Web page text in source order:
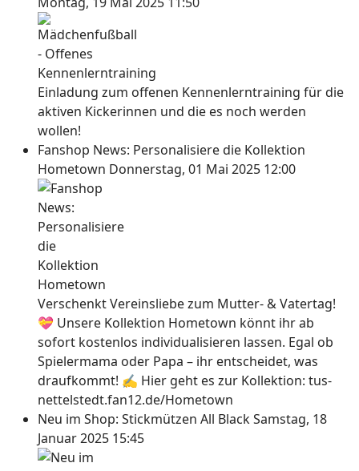
Einladung zum offenen Kennenlerntraining für die
aktiven Kickerinnen und die es noch werden
wollen!
Fanshop News: Personalisiere die Kollektion
Hometown Donnerstag, 01 Mai 2025 12:00
Verschenkt Vereinsliebe zum Mutter- & Vatertag!
💝 Unsere Kollektion Hometown könnt ihr ab
sofort kostenlos individualisieren lassen. Egal ob
Spielermama oder Papa – ihr entscheidet, was
draufkommt! ✍ Hier geht es zur Kollektion: tus-
nettelstedt.fan12.de/Hometown
Neu im Shop: Stickmützen All BlackSamstag, 18
Januar 2025 15:45